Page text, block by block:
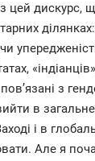
цей дискурс,
пов’язані з
в
і в
Але я